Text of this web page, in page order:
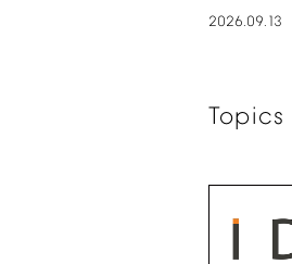
2026.09.13
Topics